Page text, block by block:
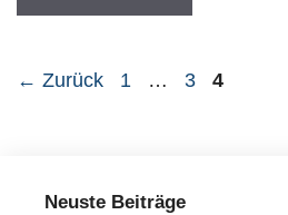
← Zurück Seite
1 … Seite
3 Seite
4
Neuste Beiträge